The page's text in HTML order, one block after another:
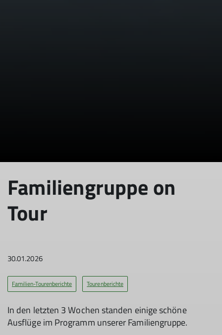
Familiengruppe on
Tour
30.01.2026
Familien-Tourenberichte Tourenberichte
In den letzten 3 Wochen standen einige schöne
Ausflüge im Programm unserer Familiengruppe.